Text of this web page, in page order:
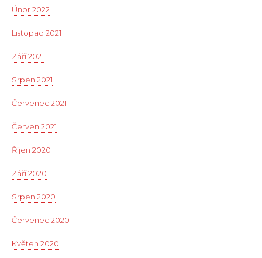
Únor 2022
Listopad 2021
Září 2021
Srpen 2021
Červenec 2021
Červen 2021
Říjen 2020
Září 2020
Srpen 2020
Červenec 2020
Květen 2020